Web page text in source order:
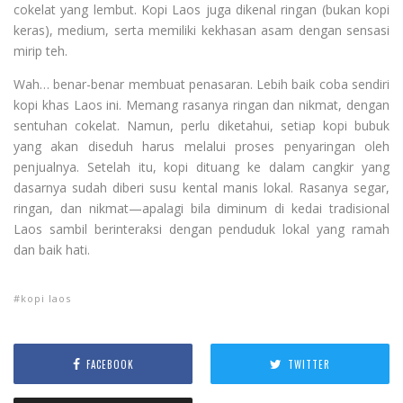
cokelat yang lembut. Kopi Laos juga dikenal ringan (bukan kopi
keras), medium, serta memiliki kekhasan asam dengan sensasi
mirip teh.
Wah… benar-benar membuat penasaran. Lebih baik coba sendiri
kopi khas Laos ini. Memang rasanya ringan dan nikmat, dengan
sentuhan cokelat. Namun, perlu diketahui, setiap kopi bubuk
yang akan diseduh harus melalui proses penyaringan oleh
penjualnya. Setelah itu, kopi dituang ke dalam cangkir yang
dasarnya sudah diberi susu kental manis lokal. Rasanya segar,
ringan, dan nikmat—apalagi bila diminum di kedai tradisional
Laos sambil berinteraksi dengan penduduk lokal yang ramah
dan baik hati.
kopi laos
FACEBOOK TWITTER